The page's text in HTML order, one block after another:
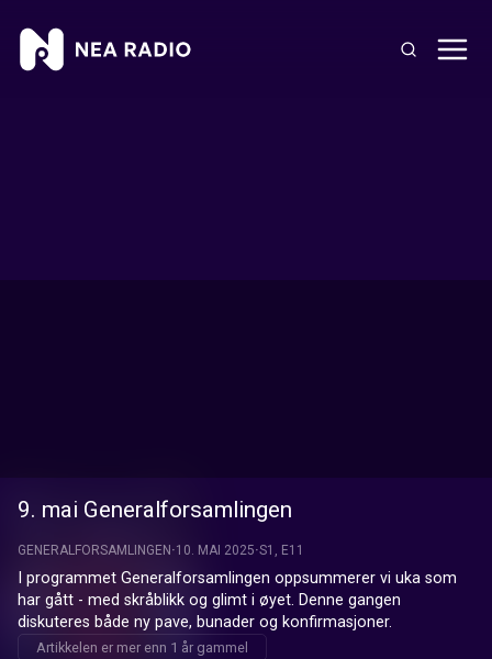
9. mai Generalforsamlingen
GENERALFORSAMLINGEN 10. MAI 2025 S1, E11
I programmet Generalforsamlingen oppsummerer vi uka som
har gått - med skråblikk og glimt i øyet. Denne gangen
diskuteres både ny pave, bunader og konfirmasjoner.
Artikkelen er mer enn 1 år gammel